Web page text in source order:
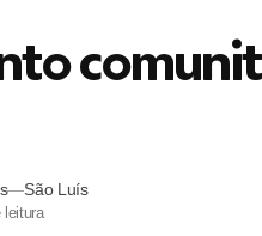
—São Luís